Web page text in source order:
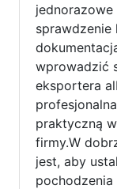
jednorazowe
wprowadzić
eksportera
praktyczną
firmy.W
jest, aby